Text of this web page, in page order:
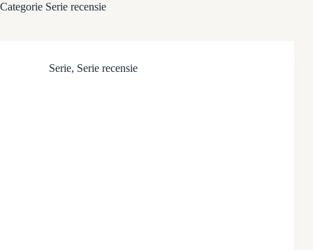
Categorie Serie recensie
Serie, Serie recensie